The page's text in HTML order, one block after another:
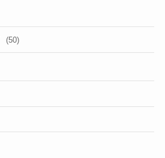
(50)